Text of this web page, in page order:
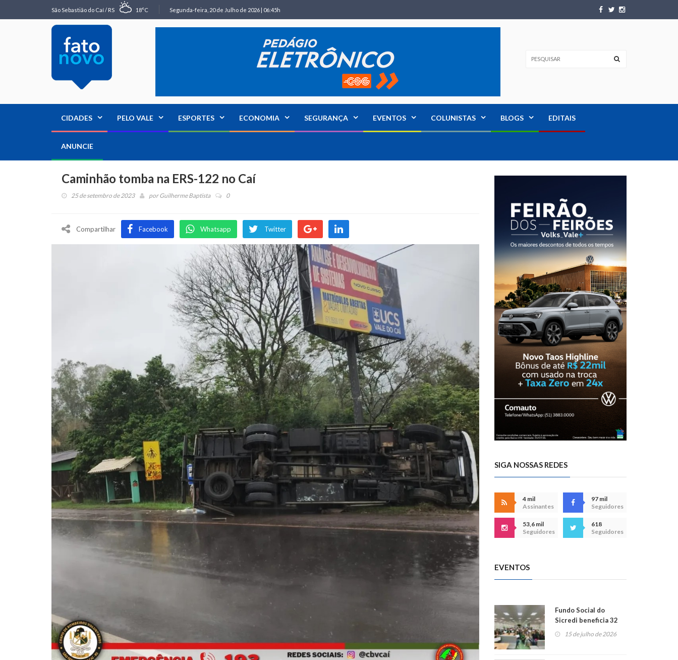
São Sebastião do Caí / RS 18°C Segunda-feira, 20 de Julho de 2026 | 06:45h
CIDADES PELO VALE ESPORTES ECONOMIA SEGURANÇA EVENTOS COLUNISTAS BLOGS EDITAIS
ANUNCIE
Caminhão tomba na ERS-122 no Caí
25 de setembro de 2023 porGuilherme Baptista 0
Compartilhar Facebook Whatsapp Twitter
SIGA NOSSAS REDES
4 mil
Assinantes
97 mil
Seguidores
53,6 mil
Seguidores
618
Seguidores
EVENTOS
Fundo Social do
Sicredi beneficia 32
projetos em
15 de julho de 2026